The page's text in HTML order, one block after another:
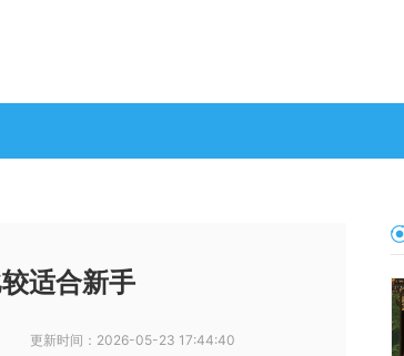
适合新手
更新时间： 2026-05-23 17:44:40